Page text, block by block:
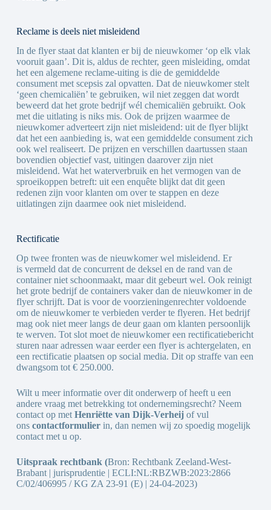
Reclame is deels niet misleidend
In de flyer staat dat klanten er bij de nieuwkomer ‘op elk vlak
vooruit gaan’. Dit is, aldus de rechter, geen misleiding, omdat
het een algemene reclame-uiting is die de gemiddelde
consument met scepsis zal opvatten. Dat de nieuwkomer stelt
‘geen chemicaliën’ te gebruiken, wil niet zeggen dat wordt
beweerd dat het grote bedrijf wél chemicaliën gebruikt. Ook
met die uitlating is niks mis. Ook de prijzen waarmee de
nieuwkomer adverteert zijn niet misleidend: uit de flyer blijkt
dat het een aanbieding is, wat een gemiddelde consument zich
ook wel realiseert. De prijzen en verschillen daartussen staan
bovendien objectief vast, uitingen daarover zijn niet
misleidend. Wat het waterverbruik en het vermogen van de
sproeikoppen betreft: uit een enquête blijkt dat dit geen
redenen zijn voor klanten om over te stappen en deze
uitlatingen zijn daarmee ook niet misleidend.
Rectificatie
Op twee fronten was de nieuwkomer wel misleidend. Er
is vermeld dat de concurrent de deksel en de rand van de
container niet schoonmaakt, maar dit gebeurt wel. Ook reinigt
het grote bedrijf de containers vaker dan de nieuwkomer in de
flyer schrijft. Dat is voor de voorzieningenrechter voldoende
om de nieuwkomer te verbieden verder te flyeren. Het bedrijf
mag ook niet meer langs de deur gaan om klanten persoonlijk
te werven. Tot slot moet de nieuwkomer een rectificatiebericht
sturen naar adressen waar eerder een flyer is achtergelaten, en
een rectificatie plaatsen op social media. Dit op straffe van een
dwangsom tot € 250.000.
Wilt u meer informatie over dit onderwerp of heeft u een
andere vraag met betrekking tot ondernemingsrecht? Neem
contact op met Henriëtte van Dijk-Verheijof vul
ons contactformulierin, dan nemen wij zo spoedig mogelijk
contact met u op.
Uitspraak rechtbank(Bron: Rechtbank Zeeland-West-
Brabant | jurisprudentie | ECLI:NL:RBZWB:2023:2866
C/02/406995 / KG ZA 23-91 (E) | 24-04-2023)